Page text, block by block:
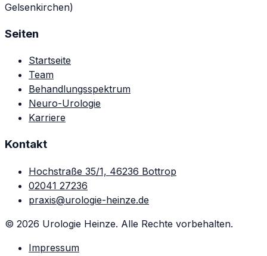
Gelsenkirchen)
Seiten
Startseite
Team
Behandlungsspektrum
Neuro-Urologie
Karriere
Kontakt
Hochstraße 35/1, 46236 Bottrop
02041 27236
praxis@urologie-heinze.de
© 2026 Urologie Heinze. Alle Rechte vorbehalten.
Impressum